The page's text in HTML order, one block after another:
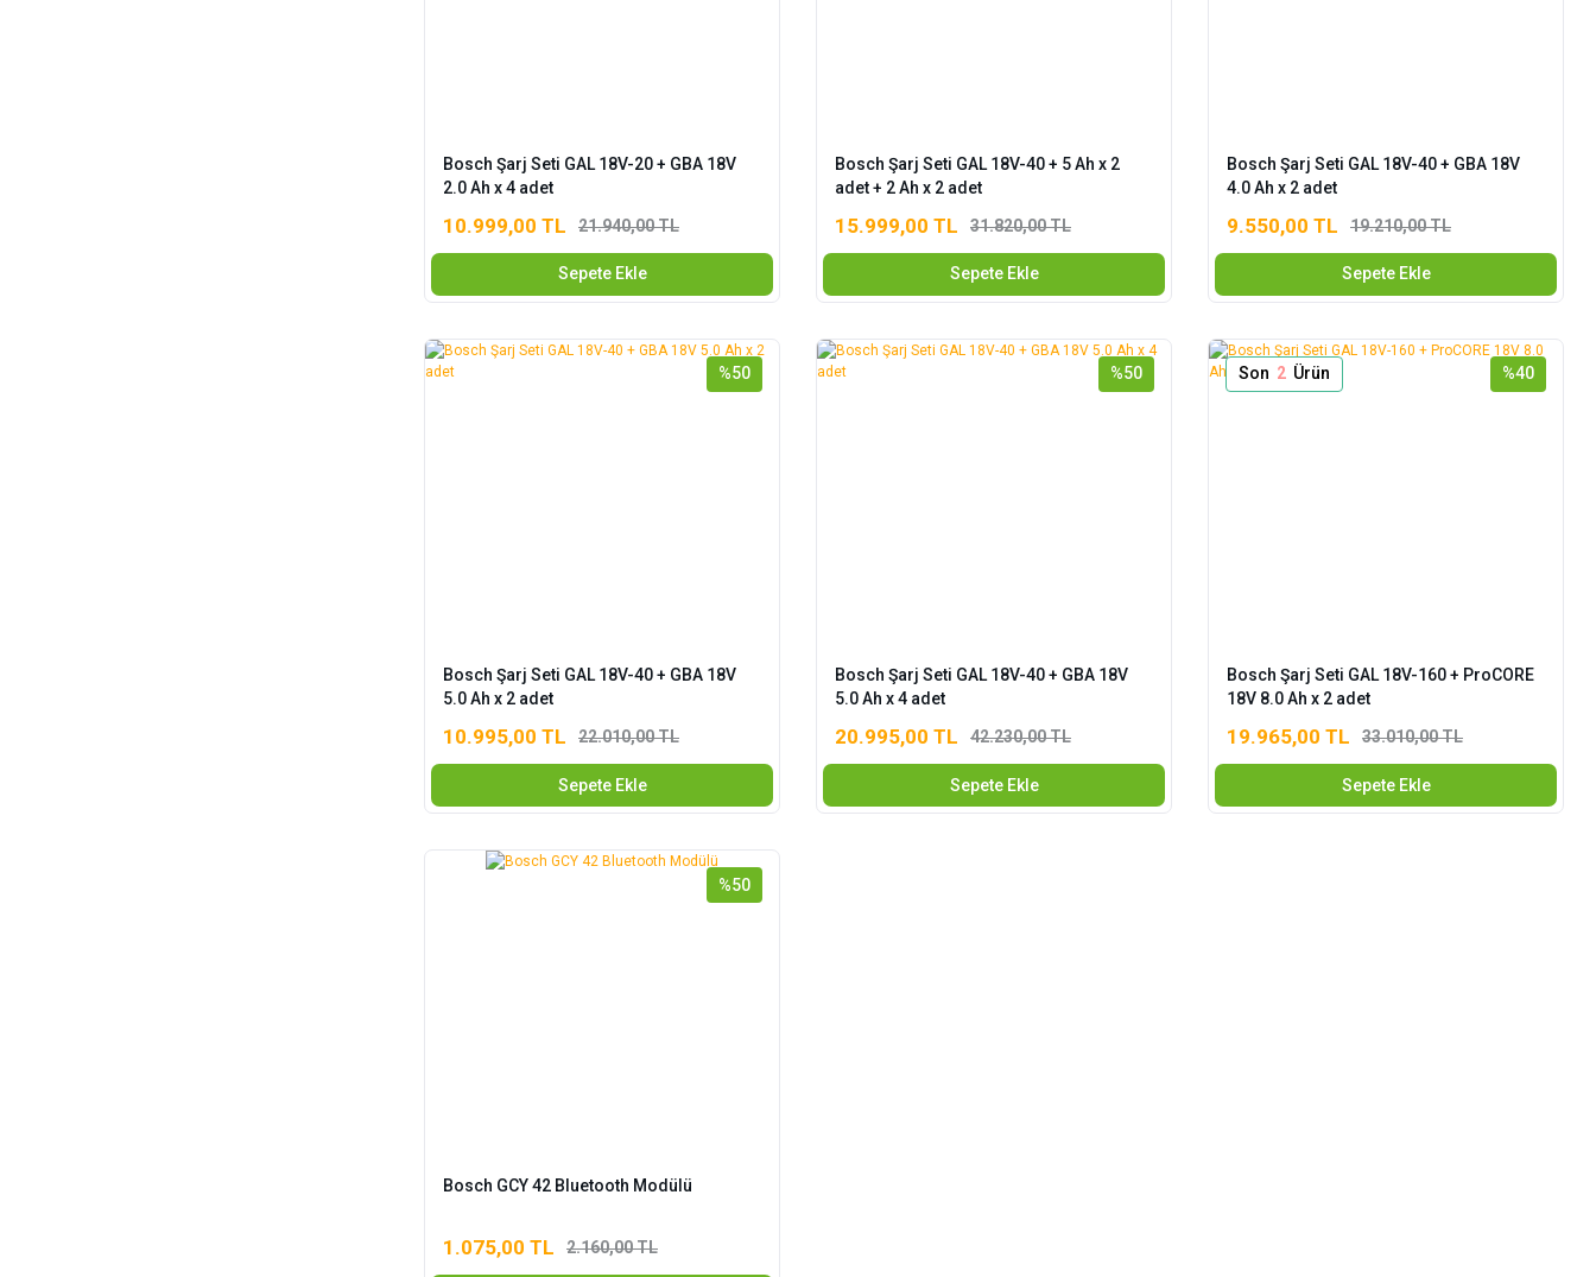
Bosch Şarj Seti GAL 18V-20 + GBA 18V
2.0 Ah x 4 adet
10.999,00 TL 21.940,00 TL
Sepete Ekle
Bosch Şarj Seti GAL 18V-40 + 5 Ah x 2
adet + 2 Ah x 2 adet
15.999,00 TL 31.820,00 TL
Sepete Ekle
Bosch Şarj Seti GAL 18V-40 + GBA 18V
4.0 Ah x 2 adet
9.550,00 TL 19.210,00 TL
Sepete Ekle
%50
Bosch Şarj Seti GAL 18V-40 + GBA 18V
5.0 Ah x 2 adet
10.995,00 TL 22.010,00 TL
Sepete Ekle
%50
Bosch Şarj Seti GAL 18V-40 + GBA 18V
5.0 Ah x 4 adet
20.995,00 TL 42.230,00 TL
Sepete Ekle
Son 2 Ürün %40
Bosch Şarj Seti GAL 18V-160 + ProCORE
18V 8.0 Ah x 2 adet
19.965,00 TL 33.010,00 TL
Sepete Ekle
%50
Bosch GCY 42 Bluetooth Modülü
1.075,00 TL 2.160,00 TL